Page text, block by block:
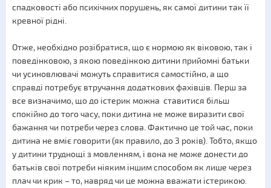
спадковості або психічних порушень, як самої дитини так її
кревної рідні.
Отже, необхідно розібратися, що є нормою як віковою, так і
поведінковою, з якою поведінкою дитини прийомні батьки
чи усиновлювачі можуть справитися самостійно, а що
справді потребує втручання додаткових фахівців. Перш за
все визначимо, що до істерик можна ставитися більш
спокійно до того часу, поки дитина не може виразити свої
бажання чи потреби через слова. Фактично це той час, поки
дитина не вміє говорити (як правило, до 3 років). Тобто, якщо
у дитини труднощі з мовленням, і вона не може донести до
батьків свої потреби ніяким іншим способом як лише через
плач чи крик – то, навряд чи це можна вважати істерикою.